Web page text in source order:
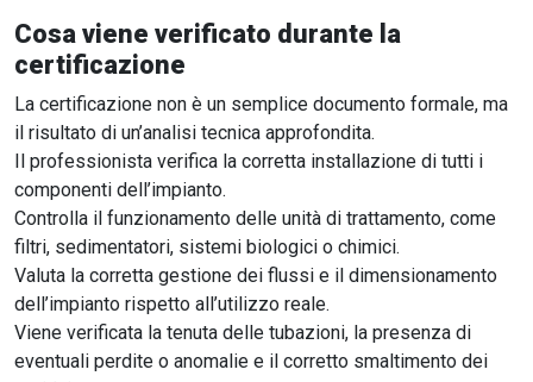
Cosa viene verificato durante la
certificazione
La certificazione non è un semplice documento formale, ma
il risultato di un’analisi tecnica approfondita.
Il professionista verifica la corretta installazione di tutti i
componenti dell’impianto.
Controlla il funzionamento delle unità di trattamento, come
filtri, sedimentatori, sistemi biologici o chimici.
Valuta la corretta gestione dei flussi e il dimensionamento
dell’impianto rispetto all’utilizzo reale.
Viene verificata la tenuta delle tubazioni, la presenza di
eventuali perdite o anomalie e il corretto smaltimento dei